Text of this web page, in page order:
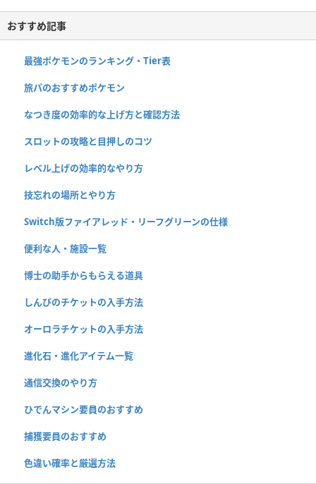
おすすめ記事
最強ポケモンのランキング・Tier表
旅パのおすすめポケモン
なつき度の効率的な上げ方と確認方法
スロットの攻略と目押しのコツ
レベル上げの効率的なやり方
技忘れの場所とやり方
Switch版ファイアレッド・リーフグリーンの仕様
便利な人・施設一覧
博士の助手からもらえる道具
しんぴのチケットの入手方法
オーロラチケットの入手方法
進化石・進化アイテム一覧
通信交換のやり方
ひでんマシン要員のおすすめ
捕獲要員のおすすめ
色違い確率と厳選方法